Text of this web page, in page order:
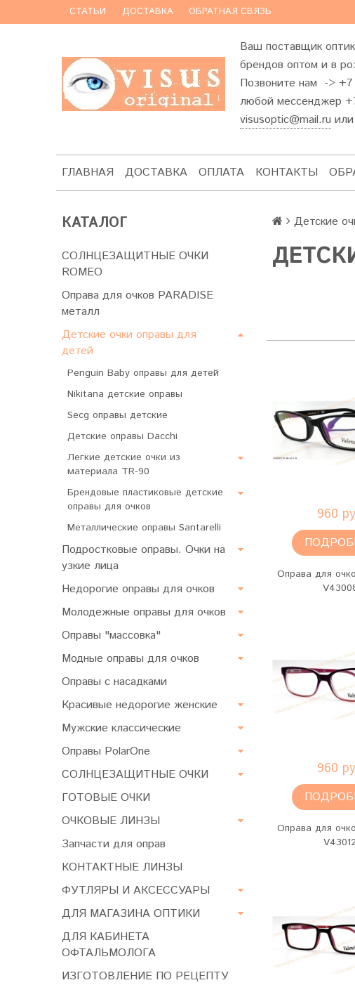
СТАТЬИ ДОСТАВКА ОБРАТНАЯ СВЯЗЬ
Ваш поставщик
брендов оптом и в
Позвоните нам ->
любой мессенджер
visusoptic@mail.ru
ГЛАВНАЯ ДОСТАВКА ОПЛАТА КОНТАКТЫ
КАТАЛОГ
СОЛНЦЕЗАЩИТНЫЕ ОЧКИ
ROMEO
Оправа для очков PARADISE
металл
Детские очки оправы для
детей
Penguin Baby оправы для детей
Nikitana детские оправы
Secg оправы детские
Детские оправы Dacchi
Легкие детские очки из
материала TR-90
Брендовые пластиковые детские
оправы для очков
Металлические оправы Santarelli
Подростковые оправы. Очки на
узкие лица
Недорогие оправы для очков
Молодежные оправы для очков
Оправы "массовка"
Модные оправы для очков
Оправы с насадками
Красивые недорогие женские
Мужские классические
Оправы PolarOne
СОЛНЦЕЗАЩИТНЫЕ ОЧКИ
ГОТОВЫЕ ОЧКИ
ОЧКОВЫЕ ЛИНЗЫ
Запчасти для оправ
КОНТАКТНЫЕ ЛИНЗЫ
ФУТЛЯРЫ И АКСЕССУАРЫ
ДЛЯ МАГАЗИНА ОПТИКИ
ДЛЯ КАБИНЕТА
ОФТАЛЬМОЛОГА
ИЗГОТОВЛЕНИЕ ПО РЕЦЕПТУ
Детские
960
Оправа для
960
Оправа для
V43012